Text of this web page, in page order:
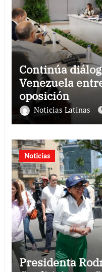
Continúa
Venezuela
oposición
Noticias Latinas
Noticias
Presidenta